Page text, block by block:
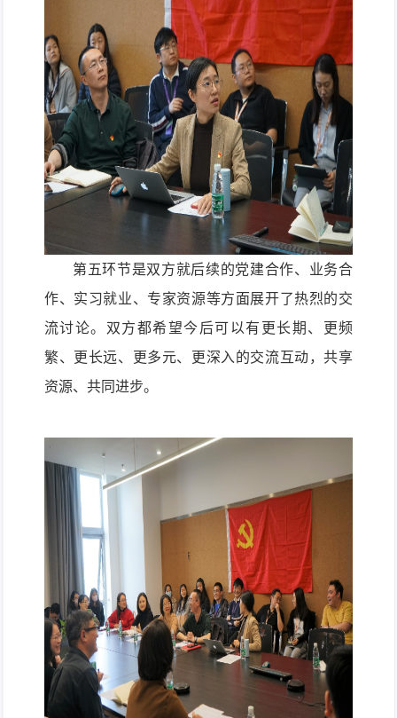
第五环节是双方就后续的党建合作、业务合
作、 实习就业、专家资源等方面展开了热烈的交
流讨论。 双方都希望今后可以有更长期、更频
繁、更长远、更多元、更深入的交流互动，共享
资源、 共同进步。